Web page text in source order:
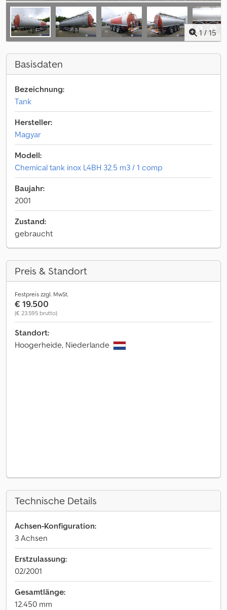
1 / 15
Basisdaten
Bezeichnung:
Tank
Hersteller:
Magyar
Modell:
Chemical tank inox L4BH 32.5 m3 / 1 comp
Baujahr:
2001
Zustand:
gebraucht
Preis & Standort
Festpreis zzgl. MwSt.
€ 19.500
(€ 23.595 brutto)
Standort:
Hoogerheide, Niederlande
Technische Details
Achsen-Konfiguration:
3 Achsen
Erstzulassung:
02/2001
Gesamtlänge:
12.450 mm